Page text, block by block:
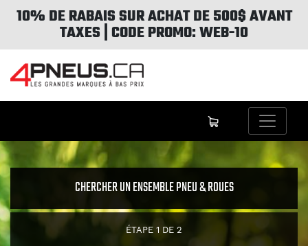
10% DE RABAIS SUR ACHAT DE 500$ AVANT
TAXES | CODE PROMO: WEB-10
CHERCHER UN ENSEMBLE PNEU & ROUES
ÉTAPE 1 DE 2